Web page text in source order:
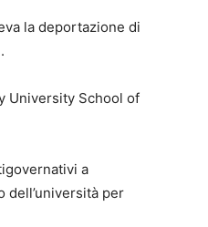
la deportazione di
University School of
a
dell’università per